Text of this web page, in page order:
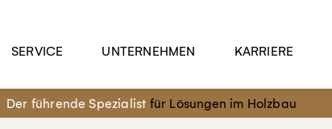
SERVICE UNTERNEHMEN KARRIERE
Der führende Spezialist für Lösungen im Holzbau